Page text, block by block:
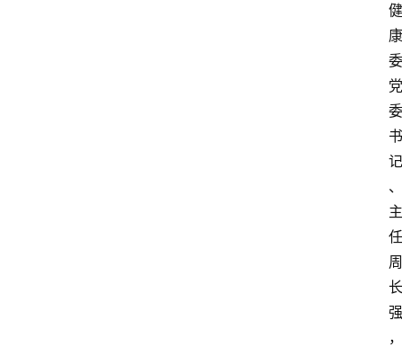
健
康
委
党
委
书
记
、
主
任
周
长
强
，